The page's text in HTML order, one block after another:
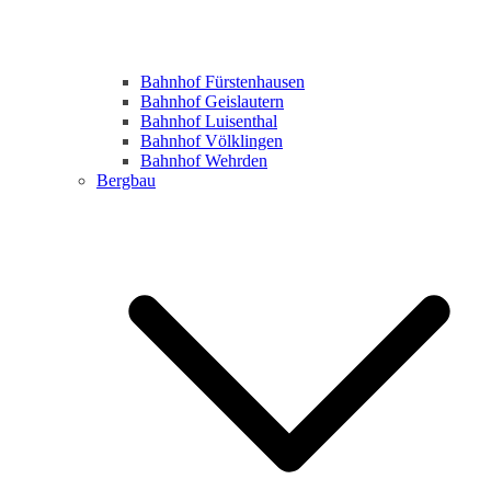
Bahnhof Fürstenhausen
Bahnhof Geislautern
Bahnhof Luisenthal
Bahnhof Völklingen
Bahnhof Wehrden
Bergbau